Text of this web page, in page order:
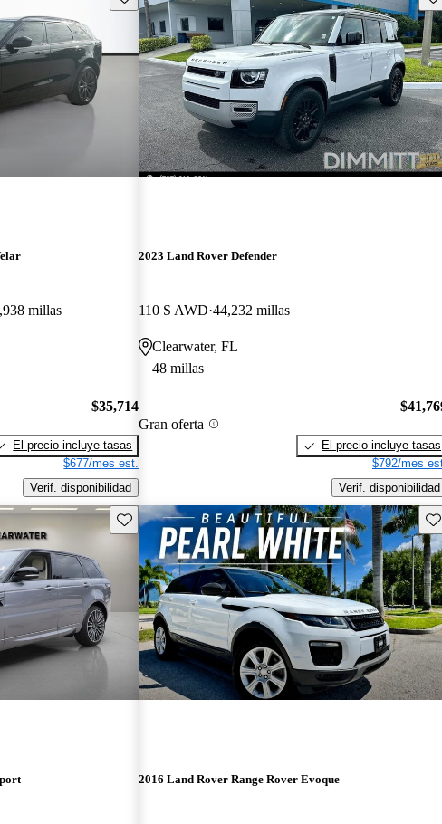
millas
$35,714
El precio incluye tasas
$677/mes est.
Verif. disponibilidad
2023 Land Rover Defender
110 S AWD 44,232 millas
Clearwater, FL
48 millas
Gran oferta
El precio incluye tasas
$792/mes
Verif. disponibilidad
Guarda este Aviso
2016 Land Rover Range Rover Evoque